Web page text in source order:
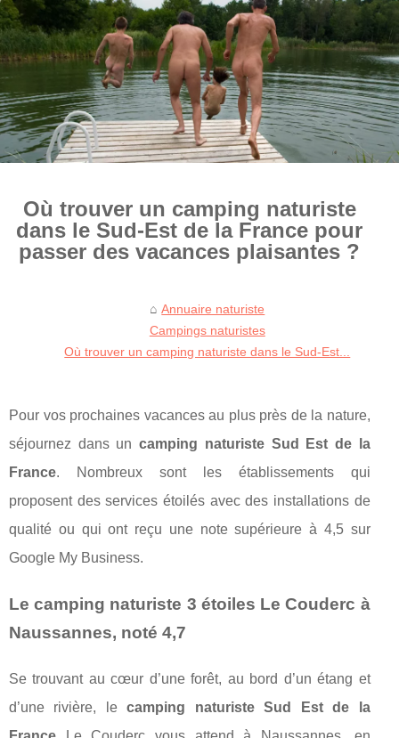
Où trouver un camping naturiste
dans le Sud-Est de la France pour
passer des vacances plaisantes ?
Annuaire naturiste
Campings naturistes
Où trouver un camping naturiste dans le Sud-Est...
Pour vos prochaines vacances au plus près de la nature,
séjournez dans uncamping naturiste Sud Est de la
France. Nombreux sont les établissements qui
proposent des services étoilés avec des installations de
qualité ou qui ont reçu une note supérieure à 4,5 sur
Google My Business.
Le camping naturiste 3 étoiles Le Couderc à
Naussannes, noté 4,7
Se trouvant au cœur d’une forêt, au bord d’un étang et
d’une rivière, lecamping naturiste Sud Est de la